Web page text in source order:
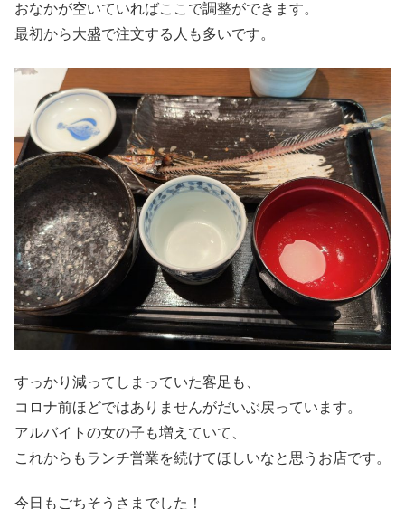
おなかが空いていればここで調整ができます。
最初から大盛で注文する人も多いです。
すっかり減ってしまっていた客足も、
コロナ前ほどではありませんがだいぶ戻っています。
アルバイトの女の子も増えていて、
これからもランチ営業を続けてほしいなと思うお店です。
今日もごちそうさまでした！